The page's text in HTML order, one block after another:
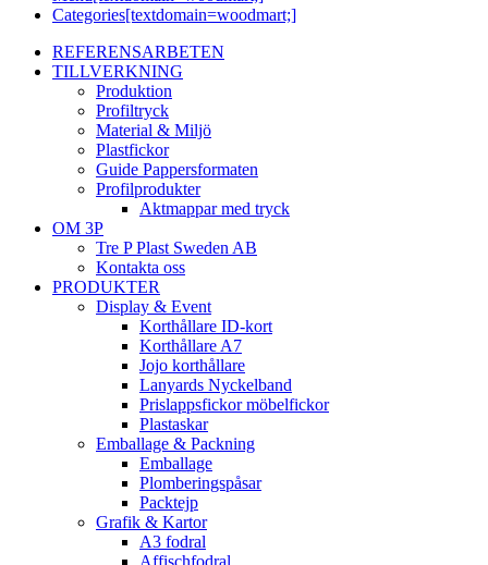
Categories[textdomain=woodmart;]
REFERENSARBETEN
TILLVERKNING
Produktion
Profiltryck
Material & Miljö
Plastfickor
Guide Pappersformaten
Profilprodukter
Aktmappar med tryck
OM 3P
Tre P Plast Sweden AB
Kontakta oss
PRODUKTER
Display & Event
Korthållare ID-kort
Korthållare A7
Jojo korthållare
Lanyards Nyckelband
Prislappsfickor möbelfickor
Plastaskar
Emballage & Packning
Emballage
Plomberingspåsar
Packtejp
Grafik & Kartor
A3 fodral
Affischfodral